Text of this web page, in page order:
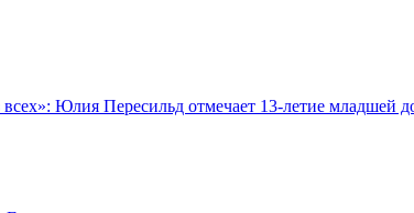
всех»: Юлия Пересильд отмечает 13-летие младшей